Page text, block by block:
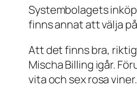
Systembolagets
finns annat att välja
Att det finns bra,
Mischa Billing igår.
vita och sex rosa